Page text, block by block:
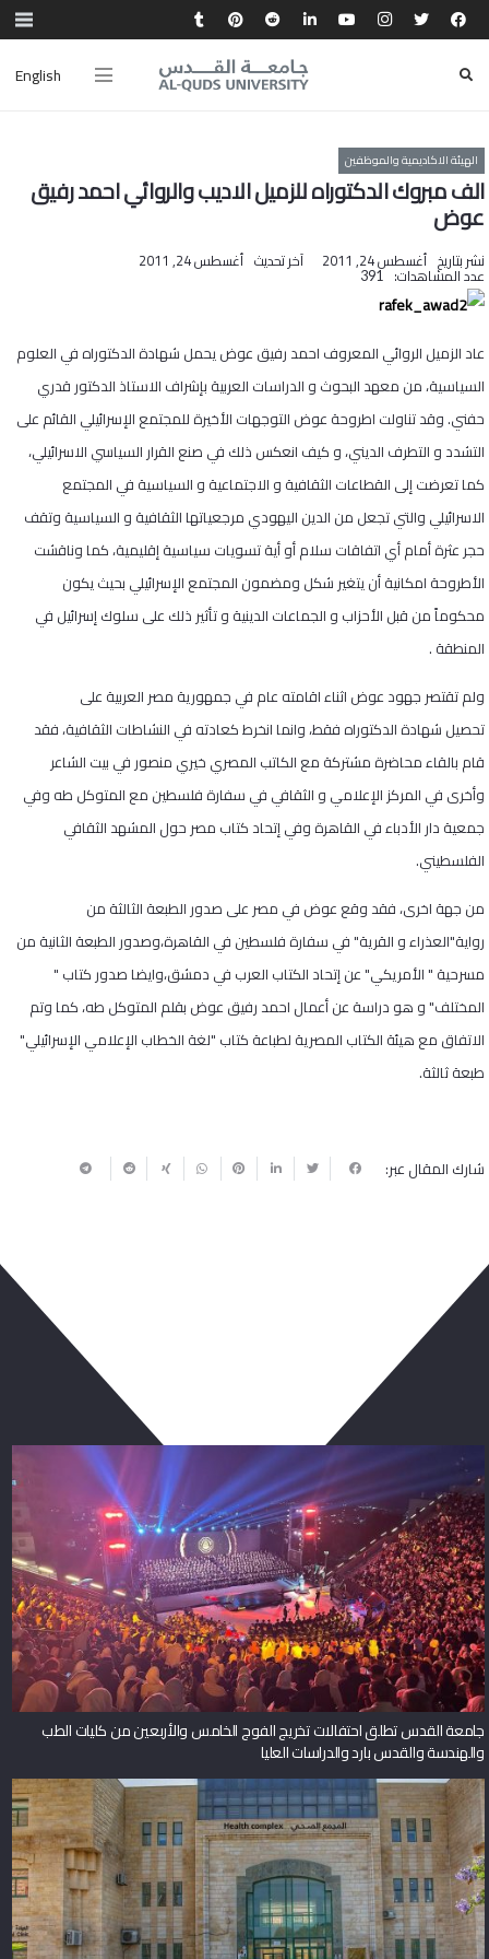
English
الهيئة الاكاديمية والموظفين
الف مبروك الدكتوراه للزميل الاديب والروائي احمد رفيق
عوض
نشر بتاريخ أغسطس 24, 2011 آخر تحديث أغسطس 24, 2011
عدد المشاهدات: 391
عاد الزميل الروائي المعروف احمد رفيق عوض يحمل شهادة الدكتوراه في العلوم
السياسية، من معهد البحوث و الدراسات العربية بإشراف الاستاذ الدكتور قدري
حفني. وقد تناولت اطروحة عوض التوجهات الأخيرة للمجتمع الإسرائيلي القائم على
التشدد و التطرف الديني، و كيف انعكس ذلك في صنع القرار السياسي الاسرائيلي،
كما تعرضت إلى القطاعات الثقافية و الاجتماعية و السياسية في المجتمع
الاسرائيلي والتي تجعل من الدين اليهودي مرجعياتها الثقافية و السياسية وتقف
حجر عثرة أمام أي اتفاقات سلام أو أية تسويات سياسية إقليمية، كما وناقشت
الأطروحة امكانية أن يتغير شكل ومضمون المجتمع الإسرائيلي بحيث يكون
محكوماً من قبل الأحزاب و الجماعات الدينية و تأثير ذلك على سلوك إسرائيل في
المنطقة .
ولم تقتصر جهود عوض اثناء اقامته عام في جمهورية مصر العربية على
تحصيل شهادة الدكتوراه فقط، وانما انخرط كعادته في النشاطات الثقافية، فقد
قام بالقاء محاضرة مشتركة مع الكاتب المصري خيري منصور في بيت الشاعر
وأخرى في المركز الإعلامي و الثقافي في سفارة فلسطين مع المتوكل طه وفي
جمعية دار الأدباء في القاهرة وفي إتحاد كتاب مصر حول المشهد الثقافي
الفلسطيني.
من جهة اخرى، فقد وقع عوض في مصر على صدور الطبعة الثالثة من
رواية"العذراء و القرية" في سفارة فلسطين في القاهرة،وصدور الطبعة الثانية من
مسرحية " الأمريكي" عن إتحاد الكتاب العرب في دمشق،وايضا صدور كتاب "
المختلف" و هو دراسة عن أعمال احمد رفيق عوض بقلم المتوكل طه، كما وتم
الاتفاق مع هيئة الكتاب المصرية لطباعة كتاب "لغة الخطاب الإعلامي الإسرائيلي"
طبعة ثالثة.
شارك المقال عبر:
جامعة القدس تطلق احتفالات تخريج الفوج الخامس والأربعين من كليات الطب
والهندسة والقدس بارد والدراسات العليا